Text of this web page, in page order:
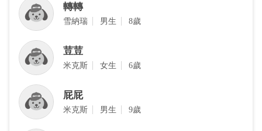
轉轉
雪納瑞 男生 8歲
荳荳
米克斯 女生 6歲
屁屁
米克斯 男生 9歲